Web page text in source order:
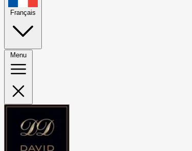
Français
Menu